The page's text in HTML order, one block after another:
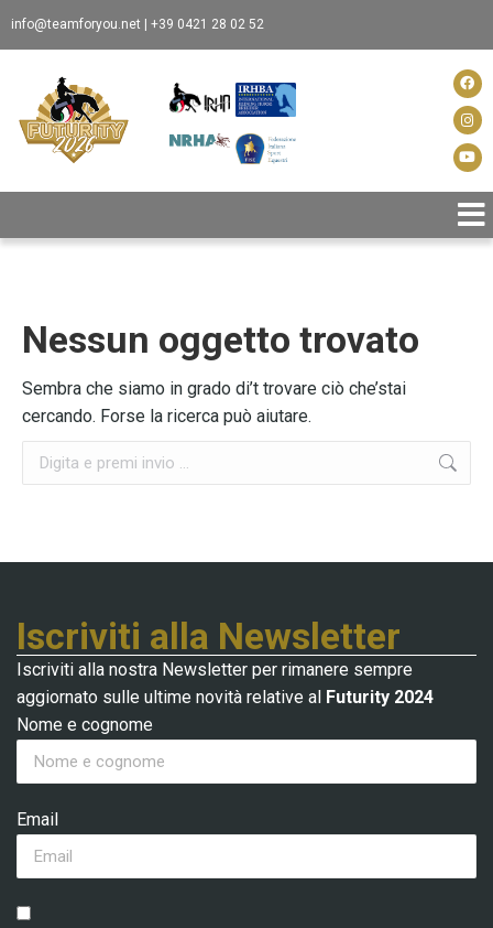
info@teamforyou.net +39 0421 28 02 52
Nessun oggetto trovato
Sembra che siamo in grado di’t trovare ciò che’stai
cercando. Forse la ricerca può aiutare.
Iscriviti alla Newsletter
Iscriviti alla nostra Newsletter per rimanere sempre
aggiornato sulle ultime novità relative al Futurity 2024
Nome e cognome
Email